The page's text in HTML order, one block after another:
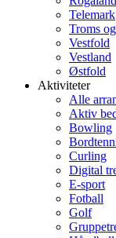
Telemark
Troms
Vestfold
Vestland
Østfold
Aktiviteter
Alle
Aktiv
Bowling
Curling
Digital
E-sport
Fotball
Golf